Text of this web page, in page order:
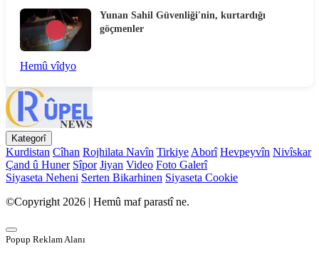
Yunan Sahil Güvenliği'nin, kurtardığı
göçmenler
Hemû vîdyo
Kategorî
Kurdistan Cîhan Rojhilata Navîn Tirkiye Aborî Hevpeyvîn Nivîskar
Çand û Huner Sîpor Jiyan Video Foto Galerî
Siyaseta Neheni Serten Bikarhinen Siyaseta Cookie
©Copyright 2026 | Hemû maf parastî ne.
Popup Reklam Alanı